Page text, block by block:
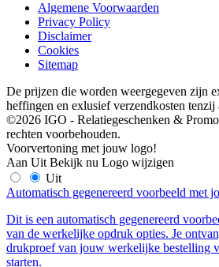
Algemene Voorwaarden
Privacy Policy
Disclaimer
Cookies
Sitemap
De prijzen die worden weergegeven zijn
heffingen en exlusief verzendkosten tenzij
©2026 IGO - Relatiegeschenken &
rechten voorbehouden.
Voorvertoning met jouw logo!
Aan Uit Bekijk nu Logo wijzigen
Uit
Automatisch gegenereerd voorbeeld met
Dit is een automatisch gegenereerd
van de werkelijke opdruk opties. Je
drukproef van jouw werkelijke bestelling
starten.